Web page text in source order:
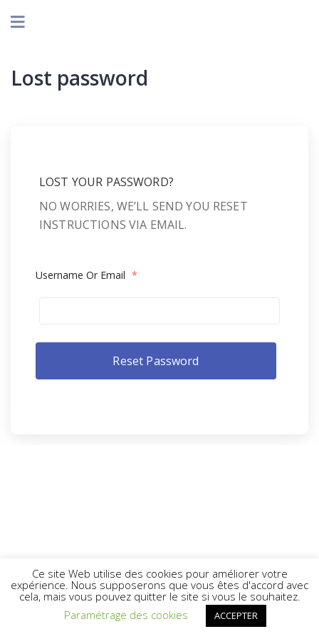
Lost password
LOST YOUR PASSWORD?
NO WORRIES, WE’LL SEND YOU RESET
INSTRUCTIONS VIA EMAIL.
Username Or Email *
Ce site Web utilise des cookies pour améliorer votre
expérience. Nous supposerons que vous êtes d'accord avec
cela, mais vous pouvez quitter le site si vous le souhaitez.
Paramétrage des cookies
ACCEPTER